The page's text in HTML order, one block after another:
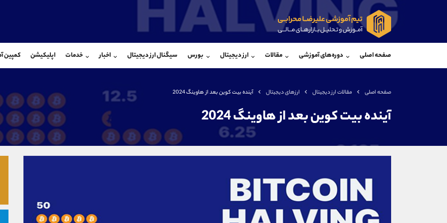
صفحه اصلی دوره‌های آموزشی مقالات ارز دیجیتال بورس سیگنال ارز دیجیتال اخبار خدمات اپلیکیشن کمپین
صفحه اصلی مقالات ارز دیجیتال ارزهای دیجیتال آینده بیت کوین بعد از هاوینگ 2024
آینده بیت کوین بعد از هاوینگ 2024
@Armteam_admin_104
@Armteam_admin_103
103
تلفن
تلفن
اینستاگرام
کانال تلگرام